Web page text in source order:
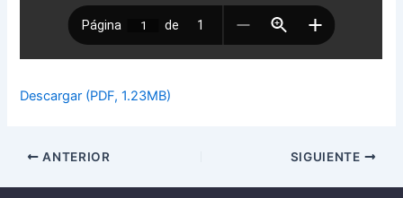
Descargar (PDF, 1.23MB)
ANTERIOR SIGUIENTE